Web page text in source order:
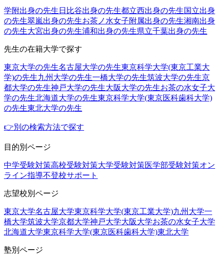
学附出身の先生 日比谷出身の先生都立西出身の先生国立出身
の先生翠嵐出身の先生お茶ノ水女子附属出身の先生湘南出身
の先生大宮出身の先生浦和出身の先生県立千葉出身の先生
先生の在籍大学で探す
東京大学の先生名古屋大学の先生東京科学大学(東京工業大
学)の先生九州大学の先生一橋大学の先生筑波大学の先生京
都大学の先生神戸大学の先生大阪大学の先生お茶の水女子大
学の先生北海道大学の先生東京科学大学(東京医科歯科大学)
の先生東北大学の先生
👉別の検索方法で探す
目的別ページ
中学受験対策高校受験対策大学受験対策医学部受験対策オン
ライン指導不登校サポート
志望校別ページ
東京大学名古屋大学東京科学大学(東京工業大学)九州大学一
橋大学筑波大学京都大学神戸大学大阪大学お茶の水女子大学
北海道大学東京科学大学(東京医科歯科大学)東北大学
塾別ページ